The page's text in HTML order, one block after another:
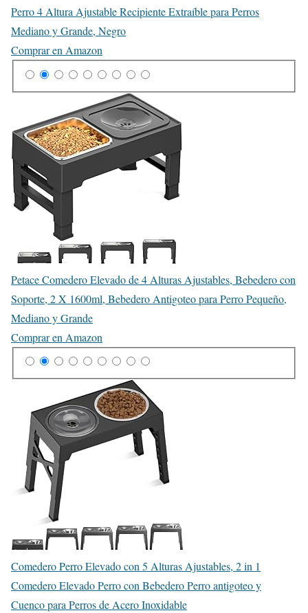
Perro 4 Altura Ajustable Recipiente Extraíble para Perros
Mediano y Grande, Negro
Comprar en Amazon
Petace Comedero Elevado de 4 Alturas Ajustables, Bebedero con
Soporte, 2 X 1600ml, Bebedero Antigoteo para Perro Pequeño,
Mediano y Grande
Comprar en Amazon
Comedero Perro Elevado con 5 Alturas Ajustables, 2 in 1
Comedero Elevado Perro con Bebedero Perro antigoteo y
Cuenco para Perros de Acero Inoxidable